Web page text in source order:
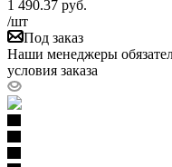
1 490.37 руб.
/шт
Под заказ
Наши менеджеры
условия заказа